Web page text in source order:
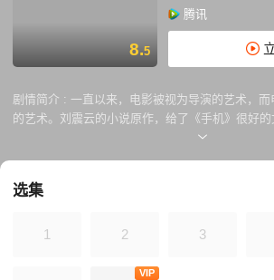
8.5
腾讯
剧情简介 : 一直以来，电影被视为导演的艺术，而
的艺术。刘震云的小说原作，给了《手机》很好的
人也担任了该剧的艺术指导——那种幽默智慧、锥
静、让拧巴的世界变坦了。具体到电视剧中，就
选集
1 2 3
VIP